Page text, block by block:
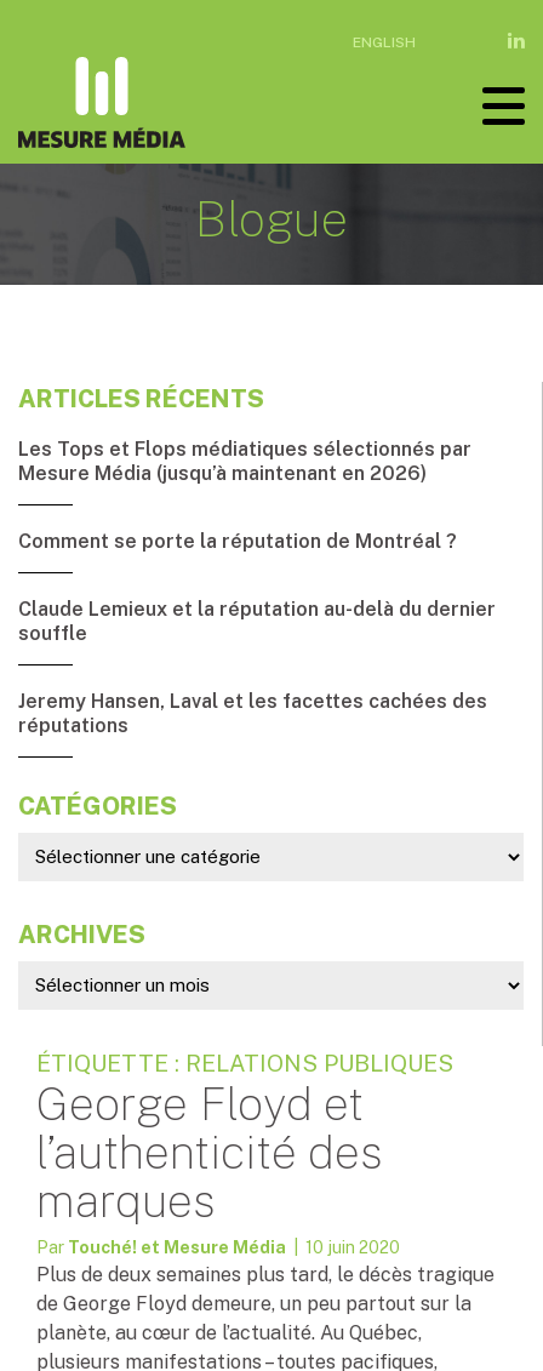
ENGLISH
Blogue
ARTICLES RÉCENTS
Les Tops et Flops médiatiques sélectionnés par
Mesure Média (jusqu’à maintenant en 2026)
Comment se porte la réputation de Montréal ?
Claude Lemieux et la réputation au-delà du dernier
souffle
Jeremy Hansen, Laval et les facettes cachées des
réputations
CATÉGORIES
ARCHIVES
ÉTIQUETTE : RELATIONS PUBLIQUES
George Floyd et
l’authenticité des
marques
Par Touché! et Mesure Média | 10 juin 2020
Plus de deux semaines plus tard, le décès tragique
de George Floyd demeure, un peu partout sur la
planète, au cœur de l’actualité. Au Québec,
plusieurs manifestations – toutes pacifiques,